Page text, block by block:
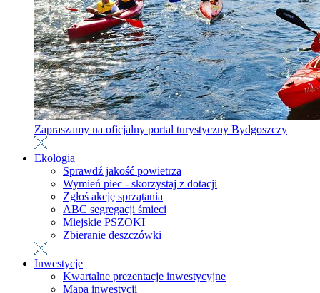
Zapraszamy na oficjalny portal turystyczny Bydgoszczy
Ekologia
Sprawdź jakość powietrza
Wymień piec - skorzystaj z dotacji
Zgłoś akcję sprzątania
ABC segregacji śmieci
Miejskie PSZOKI
Zbieranie deszczówki
Inwestycje
Kwartalne prezentacje inwestycyjne
Mapa inwestycji